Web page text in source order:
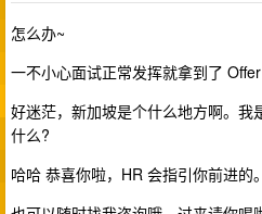
怎么办~
一不小心面试正常发挥就拿到了
好迷茫，新加坡是个什么地方啊。我
什么?
哈哈 恭喜你啦，HR 会指引你前进的。